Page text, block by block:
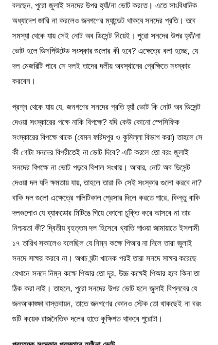
বলছেন, পুরো জুলাই সনদের উপর হ্যাঁ/না ভোট করতে। এতে সাংবিধানিক
অধ্যাদেশ জারি না করলেও জনগণের ম্যান্ডেট থাকবে সনদের প্রতি। তবে
সমস্যা থেকে যায় সেই নোট অব ডিসেন্ট নিয়েই। পুরো সনদের উপর হ্যাঁ/না
ভোট হলে ডিসপিউটেড সংস্কার গুলোর কী হবে? এক্ষেত্রে বলা হচ্ছে, যে
দল মেজরিটি পাবে সে দলই তাদের দলীয় অবস্থানের প্রেক্ষিতে সংস্কার
করবেন।
প্রশ্ন থেকে যায় যে, জনগণের সনদের প্রতি হ্যাঁ ভোট কি নোট অব ডিসেন্ট
দেওয়া সংস্কারের পক্ষে নাকি বিপক্ষে? যদি কেউ কোনো স্পেসিফিক
সংস্কারের বিপক্ষে থাকে (যেমন ফরিদপুর ও কুমিল্লা বিভাগ করা) তাহলে সে
কী গোটা সনদের বিপরীতেই না ভোট দিবে? এটি করলে তো বরং জুলাই
সনদের বিপক্ষে না ভোট পড়বে বিশাল সংখায়। আবার, নোট অব ডিসেন্ট
দেওয়া দল যদি ক্ষমতায় যায়, তাহলে তারা কি সেই সংস্কার গুলো করবে না?
বাকি দল গুলো এক্ষেত্রে পলিটিকাল প্রেসার দিলে করতে পারে, কিন্তু বাকি
দলগুলোও যে ব্যাকডোর মিটিঙে গিয়ে কোনো চুক্তি করে আসবে না তার
নিশ্চয়তা কী? দ্বিতীয় বৃহত্তম দল হিসেবে খ্যাতি পাওয়া জামায়াতে ইসলামী
১৭ তারিখ সকালেও বলেছিল যে নিম্ন কক্ষে পিআর না দিলে তারা জুলাই
সনদে সাক্ষর করবে না। অথচ ঘন্টা খানেক পরই তারা সনদে সাক্ষর করেছে
যেখানে সনদে নিম্ন কক্ষে পিআর তো দূর, উচ্চ কক্ষেই পিআর হবে কিনা তা
ঠিক করা নাই। তাহলে, পুরো সনদের উপর ভোট হলে জুলাই বিপ্লবের যে
জনআকাঙ্ক্ষা বাস্তবায়ন, তাতে জনগণের কোনও স্টেক তো থাকছেই না বরং
গুটি কয়েক রাজনৈতিক দলের হাতে কুক্ষিগত থাকবে পুরোটা।